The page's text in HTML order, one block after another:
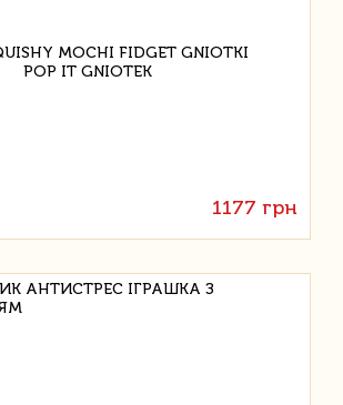
1177 грн
АНТИСТРЕС ІГРАШКА З